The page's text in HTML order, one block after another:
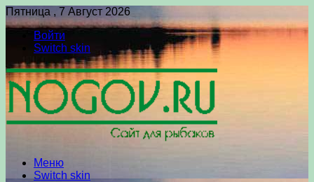
Пятница , 7 Август 2026
Войти
Switch skin
Меню
Switch skin